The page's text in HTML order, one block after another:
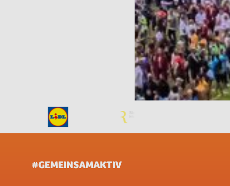
#GEMEINSAMAKTIV